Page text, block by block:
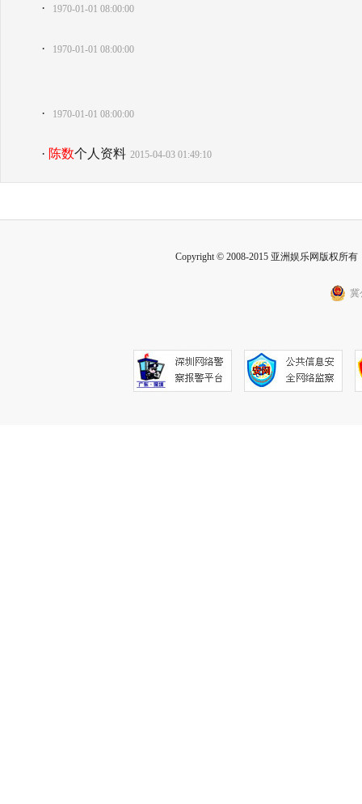
· 1970-01-01 08:00:00
· 1970-01-01 08:00:00
· 1970-01-01 08:00:00
· 陈数个人资料 2015-04-03 01:49:10
Copyright © 2008-2015 亚洲娱乐网版权所
冀